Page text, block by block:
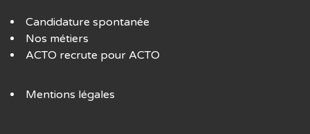
Candidature spontanée
Nos métiers
ACTO recrute pour ACTO
Mentions légales